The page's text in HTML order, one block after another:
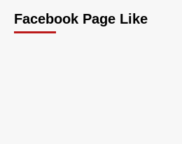
Facebook Page Like